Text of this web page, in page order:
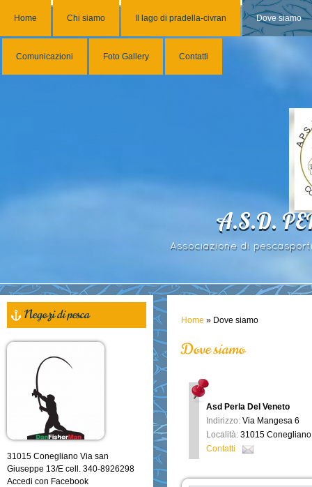
A.S.D.
Associazione di
Home Chi siamo Il lago di pradella-civran Dove siamo
Comunicazioni Foto Gallery Contatti
Home » Dove siamo
Dove siamo
Asd Perla Del Veneto
Indirizzo: Via Mangesa 6
Località: 31015 Conegliano
Contatti
Negozi di pesca
31015 Conegliano Via san
Giuseppe 13/E cell. 340-8926298
Accedi con Facebook